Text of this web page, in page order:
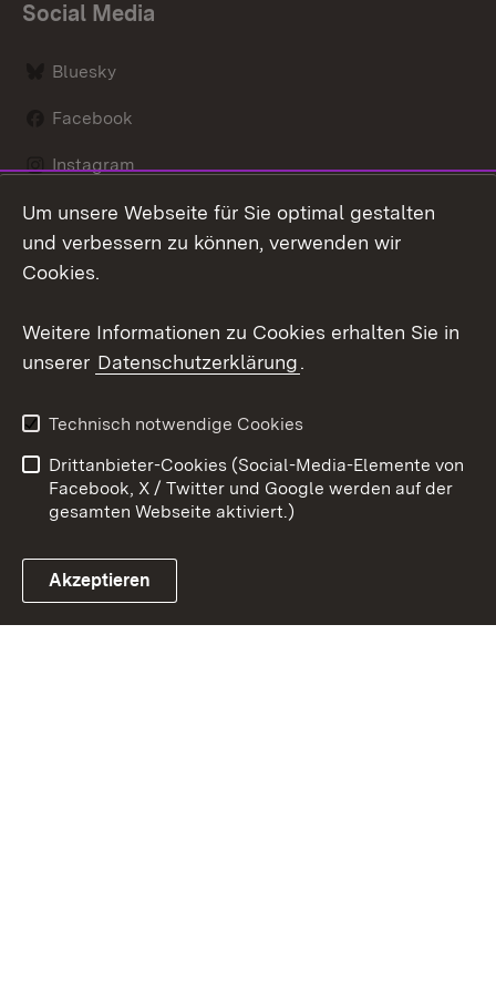
Social Media
Bluesky
Facebook
Instagram
LinkedIn
Link zum Landesportal
Datenschutz
Barrierefreiheit
Impressum
Cookies
Um unsere Webseite für Sie optimal gestalten
und verbessern zu können, verwenden wir
Cookies.
Weitere Informationen zu Cookies erhalten Sie in
unserer Datenschutzerklärung.
Technisch notwendige Cookies
Drittanbieter-Cookies (Social-Media-Elemente von
Facebook, X / Twitter und Google werden auf der
gesamten Webseite aktiviert.)
Akzeptieren